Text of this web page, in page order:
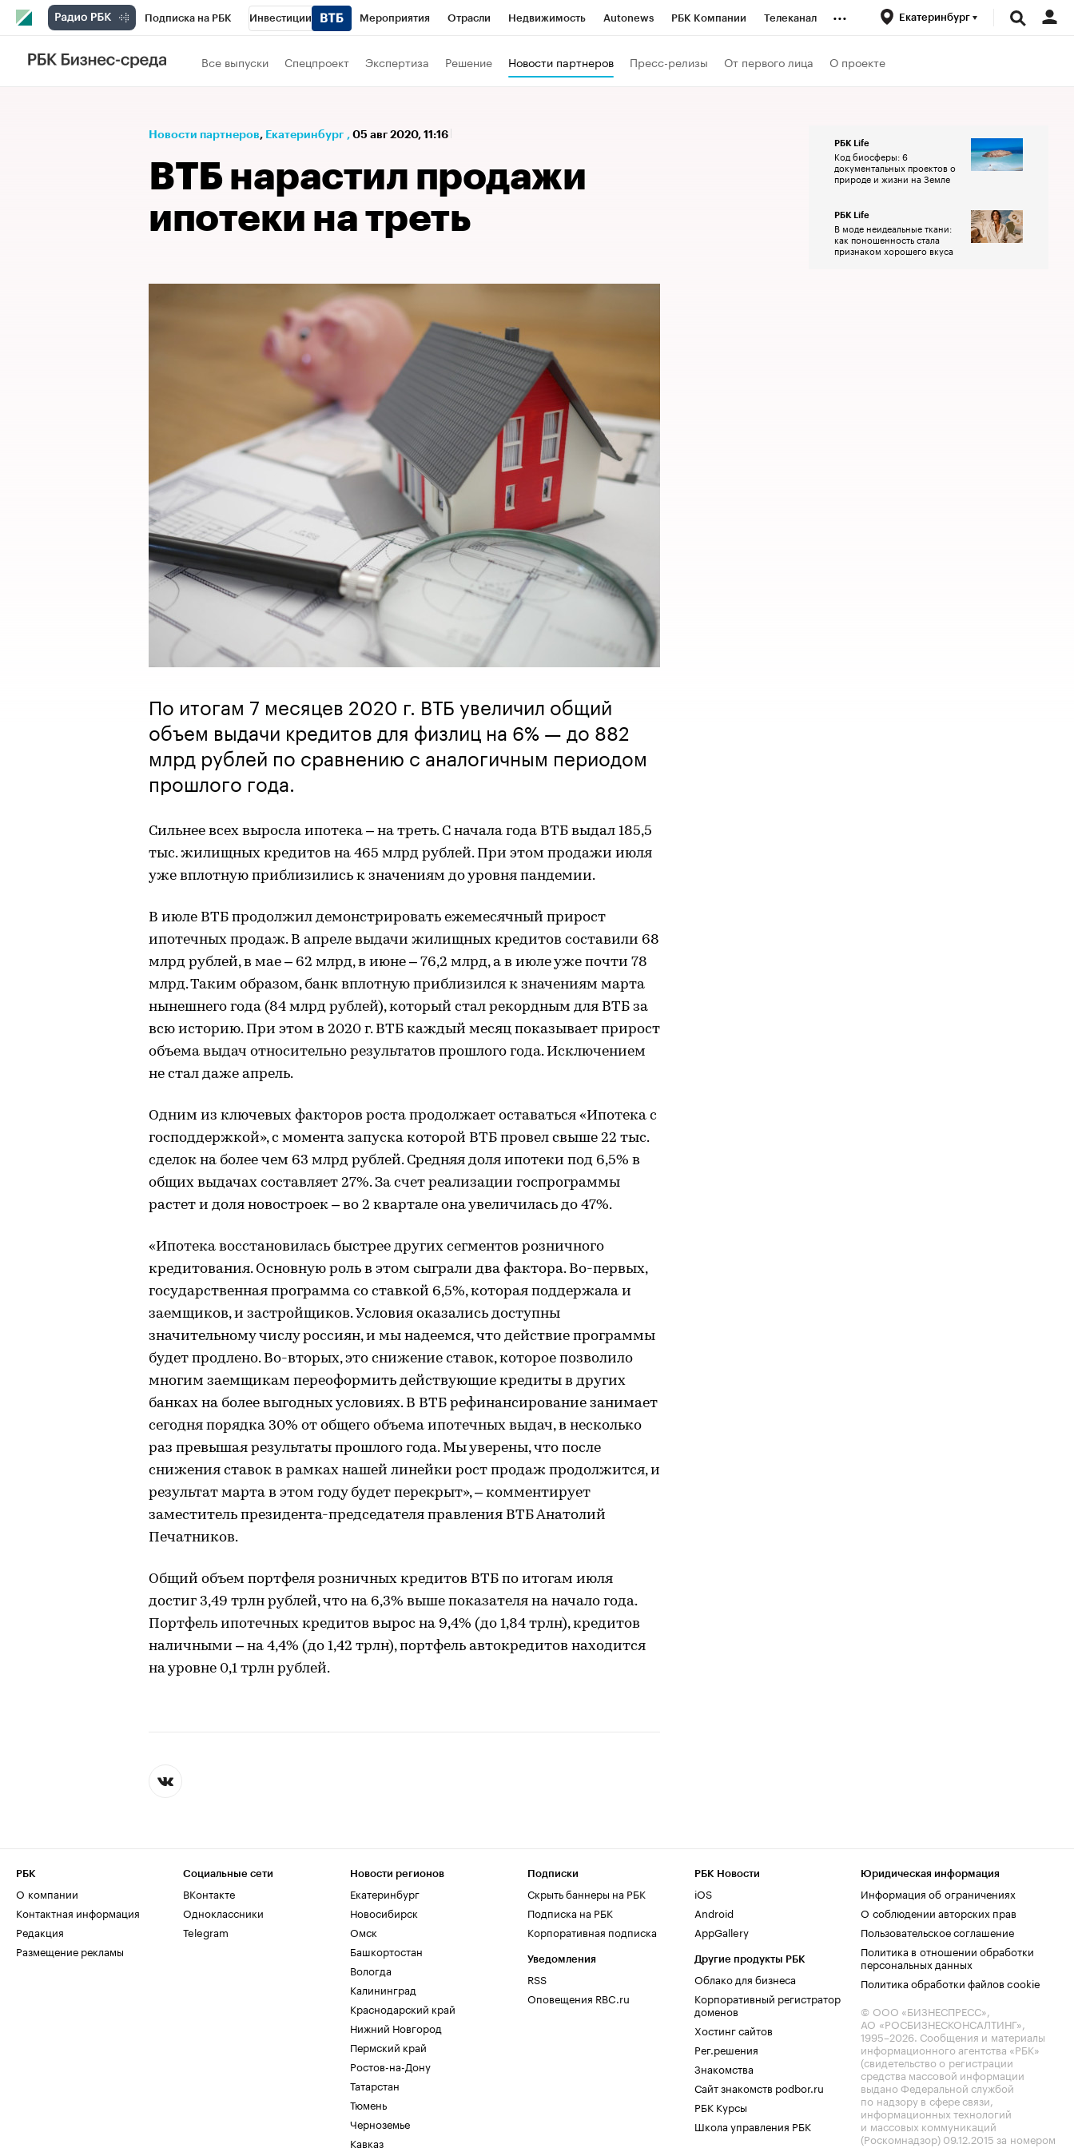
Подписка на РБК Инвестиции Мероприятия Отрасли Недвижимость Autonews РБК Компании Телеканал
РБК Вино
Проверка контрагентов
... Екатеринбург
Все выпуски Спецпроект Экспертиза Решение Новости партнеров Пресс-релизы От первого лица О проекте
Новости партнеров⁠, Екатеринбург , 05 авг 2020, 11:16
ВТБ нарастил продажи
ипотеки на треть
По итогам 7 месяцев 2020 г. ВТБ увеличил общий
объем выдачи кредитов для физлиц на 6% — до 882
млрд рублей по сравнению с аналогичным периодом
прошлого года.
Сильнее всех выросла ипотека – на треть. С начала года ВТБ выдал 185,5
тыс. жилищных кредитов на 465 млрд рублей. При этом продажи июля
уже вплотную приблизились к значениям до уровня пандемии.
В июле ВТБ продолжил демонстрировать ежемесячный прирост
ипотечных продаж. В апреле выдачи жилищных кредитов составили 68
млрд рублей, в мае – 62 млрд, в июне – 76,2 млрд, а в июле уже почти 78
млрд. Таким образом, банк вплотную приблизился к значениям марта
нынешнего года (84 млрд рублей), который стал рекордным для ВТБ за
всю историю. При этом в 2020 г. ВТБ каждый месяц показывает прирост
объема выдач относительно результатов прошлого года. Исключением
не стал даже апрель.
Одним из ключевых факторов роста продолжает оставаться «Ипотека с
господдержкой», с момента запуска которой ВТБ провел свыше 22 тыс.
сделок на более чем 63 млрд рублей. Средняя доля ипотеки под 6,5% в
общих выдачах составляет 27%. За счет реализации госпрограммы
растет и доля новостроек – во 2 квартале она увеличилась до 47%.
«Ипотека восстановилась быстрее других сегментов розничного
кредитования. Основную роль в этом сыграли два фактора. Во-первых,
государственная программа со ставкой 6,5%, которая поддержала и
заемщиков, и застройщиков. Условия оказались доступны
значительному числу россиян, и мы надеемся, что действие программы
будет продлено. Во-вторых, это снижение ставок, которое позволило
многим заемщикам переоформить действующие кредиты в других
банках на более выгодных условиях. В ВТБ рефинансирование занимает
сегодня порядка 30% от общего объема ипотечных выдач, в несколько
раз превышая результаты прошлого года. Мы уверены, что после
снижения ставок в рамках нашей линейки рост продаж продолжится, и
результат марта в этом году будет перекрыт», – комментирует
заместитель президента-председателя правления ВТБ Анатолий
Печатников.
Общий объем портфеля розничных кредитов ВТБ по итогам июля
достиг 3,49 трлн рублей, что на 6,3% выше показателя на начало года.
Портфель ипотечных кредитов вырос на 9,4% (до 1,84 трлн), кредитов
наличными – на 4,4% (до 1,42 трлн), портфель автокредитов находится
на уровне 0,1 трлн рублей.
РБК Life
Код биосферы: 6
документальных проектов о
природе и жизни на Земле
РБК Life
В моде неидеальные ткани:
как поношенность стала
признаком хорошего вкуса
РБК
О компании
Контактная информация
Редакция
Размещение рекламы
Социальные сети
ВКонтакте
Одноклассники
Telegram
Новости регионов
Екатеринбург
Новосибирск
Омск
Башкортостан
Вологда
Калининград
Краснодарский край
Нижний Новгород
Пермский край
Ростов-на-Дону
Татарстан
Тюмень
Черноземье
Кавказ
Подписки
Скрыть баннеры на РБК
Подписка на РБК
Корпоративная подписка
Уведомления
RSS
Оповещения RBC.ru
РБК Новости
iOS
Android
AppGallery
Другие продукты РБК
Облако для бизнеса
Корпоративный регистратор
доменов
Хостинг сайтов
Рег.решения
Знакомства
Сайт знакомств podbor.ru
РБК Курсы
Школа управления РБК
Юридическая информация
Информация об ограничениях
О соблюдении авторских прав
Пользовательское соглашение
Политика в отношении обработки
персональных данных
Политика обработки файлов cookie
© ООО «БИЗНЕСПРЕСС»,
АО «РОСБИЗНЕСКОНСАЛТИНГ»,
1995–2026. Сообщения и материалы
информационного агентства «РБК»
(свидетельство о регистрации
средства массовой информации
выдано Федеральной службой
по надзору в сфере связи,
информационных технологий
и массовых коммуникаций
(Роскомнадзор) 09.12.2015 за номером